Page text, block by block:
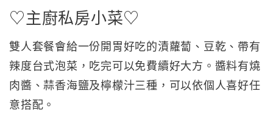
♡主廚私房小菜♡
雙人套餐會給一份開胃好吃的漬蘿蔔、豆乾、帶有
辣度台式泡菜，吃完可以免費續好大方。醬料有燒
肉醬、蒜香海鹽及檸檬汁三種，可以依個人喜好任
意搭配。